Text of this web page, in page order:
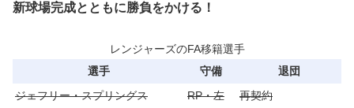
新球場完成とともに勝負をかける！
レンジャーズのFA移籍選手
選手
守備
退団
ジェフリー・スプリングス
RP・左
再契約